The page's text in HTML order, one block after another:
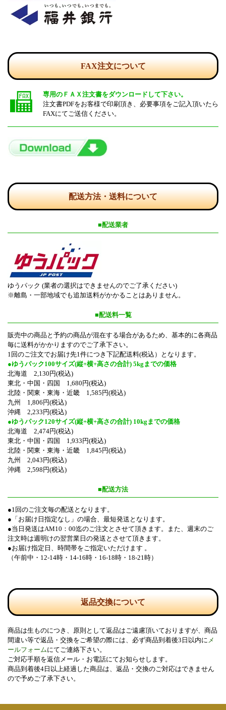
FAX注文について
専用のＦＡＸ注文書をダウンロードして下さい。
注文書PDFをお客様で印刷頂き、必要事項をご記入頂いたら
FAXにてご送信ください。
配送方法・送料について
■配送業者
ゆうパック (業者の選択はできませんのでご了承ください)
※離島・一部地域でも追加送料がかかることはありません。
■配送料一覧
販売中の商品と予約の商品が混在する場合があるため、基本的に各商品
毎に送料がかかりますのでご了承下さい。
1回のご注文でお届け先1件につき下記配送料(税込）となります。
●ゆうパック100サイズ(縦+横+高さの合計) 5kgまでの価格
北海道 2,130円(税込)
東北・中国・四国 1,680円(税込)
北陸・関東・東海・近畿 1,585円(税込)
九州 1,806円(税込)
沖縄 2,233円(税込)
●ゆうパック120サイズ(縦+横+高さの合計) 10kgまでの価格
北海道 2,474円(税込)
東北・中国・四国 1,933円(税込)
北陸・関東・東海・近畿 1,845円(税込)
九州 2,043円(税込)
沖縄 2,598円(税込)
■配送方法
●1回のご注文毎の配送となります。
●「お届け日指定なし」の場合、最短発送となります。
●当日発送はAM10：00迄のご注文とさせて頂きます。また、週末のご
注文時は週明けの翌営業日の発送とさせて頂きます。
●お届け指定日、時間帯をご指定いただけます 。
（午前中・12-14時・14-16時・16-18時・18-21時）
返品交換について
商品は生ものにつき、原則として返品はご遠慮頂いておりますが、商品
間違い等で返品・交換をご希望の際には、必ず商品到着後3日以内に メ
ールフォームにてご連絡下さい。
ご対応手順を返信メール・お電話にてお知らせします。
商品到着後4日以上経過した商品は、返品・交換のご対応はできません
ので予めご了承下さい。